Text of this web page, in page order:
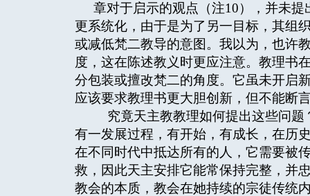
章对于启示的观点（注10），并未
更系统化，由于是为了另一目标，其组
或减低梵二教导的意图。我以为，也许
度，这在陈述教义时更应注意。教理书
分包装或擅改梵二的角度。它虽未开启
应该要求教理书更大胆创新，但不能断
究竟天主教教理如何提出这些问题
有一发展过程，有开始，有成长，在历
在不同时代中抵达所有的人，它需要被
救，因此天主安排它能常保持完整，并
教会的本质，教会在她持续的宗徒传统